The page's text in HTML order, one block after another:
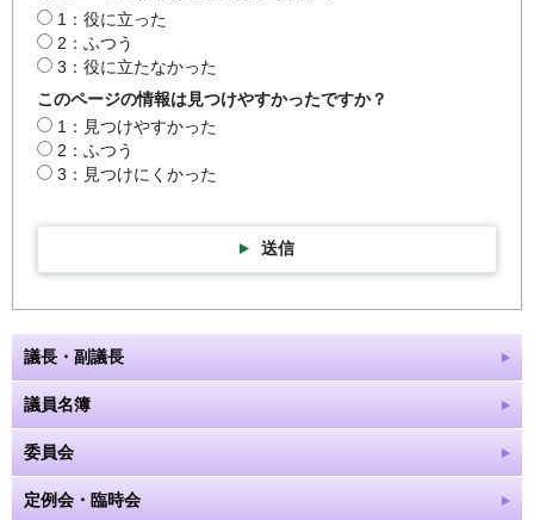
1：役に立った
2：ふつう
3：役に立たなかった
このページの情報は見つけやすかったですか？
1：見つけやすかった
2：ふつう
3：見つけにくかった
送信
議長・副議長
議員名簿
委員会
定例会・臨時会